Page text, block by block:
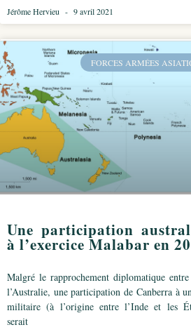
Jérôme Hervieu 9 avril 2021
FORCES ARMÉES
Une participation
à l’exercice Malabar en
Malgré le rapprochement diplomatique
l’Australie, une participation de Canberra à
militaire (à l’origine entre l’Inde et les
serait